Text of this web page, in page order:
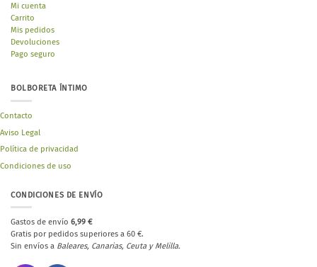
Mi cuenta
Carrito
Mis pedidos
Devoluciones
Pago seguro
BOLBORETA ÍNTIMO
Contacto
Aviso Legal
Política de privacidad
Condiciones de uso
CONDICIONES DE ENVÍO
Gastos de envío 6,99 €
Gratis por pedidos superiores a 60 €.
Sin envíos a Baleares, Canarias, Ceuta y Melilla.